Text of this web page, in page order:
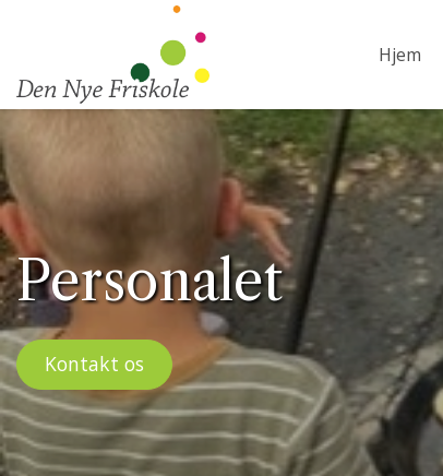
Hjem
Personalet
Kontakt os